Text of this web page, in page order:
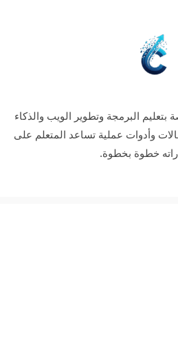
البرمجة وتطوير الويب والذكاء
وأدوات عملية تساعد المتعلم على
خطوة بخطوة.